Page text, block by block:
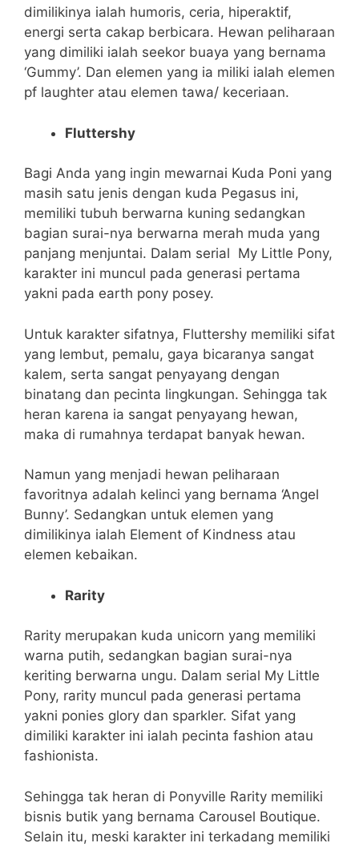
dimilikinya ialah humoris, ceria, hiperaktif,
energi serta cakap berbicara. Hewan peliharaan
yang dimiliki ialah seekor buaya yang bernama
‘Gummy’. Dan elemen yang ia miliki ialah elemen
pf laughter atau elemen tawa/ keceriaan.
Fluttershy
Bagi Anda yang ingin mewarnai Kuda Poni yang
masih satu jenis dengan kuda Pegasus ini,
memiliki tubuh berwarna kuning sedangkan
bagian surai-nya berwarna merah muda yang
panjang menjuntai. Dalam serial My Little Pony,
karakter ini muncul pada generasi pertama
yakni pada earth pony posey.
Untuk karakter sifatnya, Fluttershy memiliki sifat
yang lembut, pemalu, gaya bicaranya sangat
kalem, serta sangat penyayang dengan
binatang dan pecinta lingkungan. Sehingga tak
heran karena ia sangat penyayang hewan,
maka di rumahnya terdapat banyak hewan.
Namun yang menjadi hewan peliharaan
favoritnya adalah kelinci yang bernama ‘Angel
Bunny’. Sedangkan untuk elemen yang
dimilikinya ialah Element of Kindness atau
elemen kebaikan.
Rarity
Rarity merupakan kuda unicorn yang memiliki
warna putih, sedangkan bagian surai-nya
keriting berwarna ungu. Dalam serial My Little
Pony, rarity muncul pada generasi pertama
yakni ponies glory dan sparkler. Sifat yang
dimiliki karakter ini ialah pecinta fashion atau
fashionista.
Sehingga tak heran di Ponyville Rarity memiliki
bisnis butik yang bernama Carousel Boutique.
Selain itu, meski karakter ini terkadang memiliki